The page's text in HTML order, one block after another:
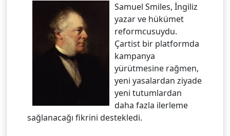
Samuel Smiles, İngiliz
yazar ve hükümet
reformcusuydu.
Çartist bir platformda
kampanya
yürütmesine rağmen,
yeni yasalardan ziyade
yeni tutumlardan
daha fazla ilerleme
sağlanacağı fikrini destekledi.